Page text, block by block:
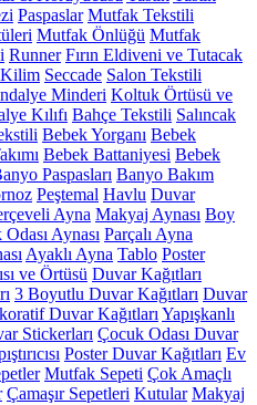
Paspaslar Mutfak Tekstili
Mutfak Önlüğü Mutfak
Runner Fırın Eldiveni ve Tutacak
Kilim Seccade Salon Tekstili
Minderi Koltuk Örtüsü ve
Kılıfı Bahçe Tekstili Salıncak
Bebek Yorganı Bebek
Bebek Battaniyesi Bebek
Paspasları Banyo Bakım
Peştemal Havlu Duvar
Ayna Makyaj Aynası Boy
Aynası Parçalı Ayna
Ayaklı Ayna Tablo Poster
ve Örtüsü Duvar Kağıtları
3 Boyutlu Duvar Kağıtları Duvar
Duvar Kağıtları Yapışkanlı
Stickerları Çocuk Odası Duvar
Poster Duvar Kağıtları Ev
Mutfak Sepeti Çok Amaçlı
Çamaşır Sepetleri Kutular Makyaj